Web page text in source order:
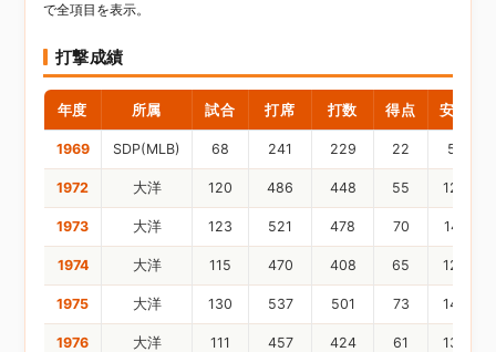
で全項目を表示。
打撃成績
年度 所属 試合 打席 打数 得点 安打
1969 SDP(MLB) 68 241 229 22 51
1972 大洋 120 486 448 55 125
1973 大洋 123 521 478 70 141
1974 大洋 115 470 408 65 125
1975 大洋 130 537 501 73 148
1976 大洋 111 457 424 61 130